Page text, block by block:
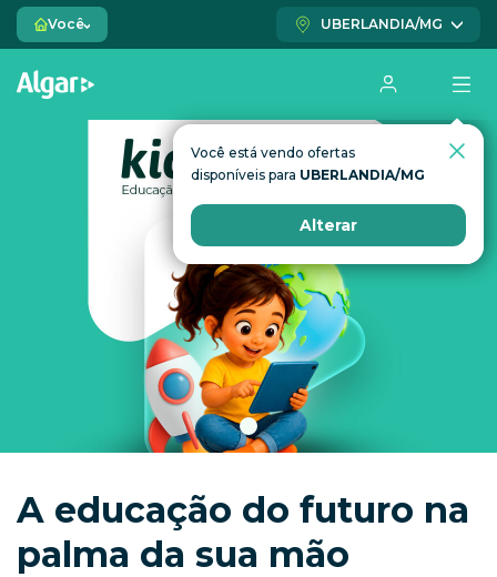
Você UBERLANDIA/MG
Você está vendo ofertas
disponíveis para UBERLANDIA/MG
Alterar
A educação do futuro na
palma da sua mão
Você está vendo ofertas
disponíveis para UBERLANDIA/MG
Alterar